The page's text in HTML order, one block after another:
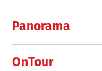
Panorama
OnTour